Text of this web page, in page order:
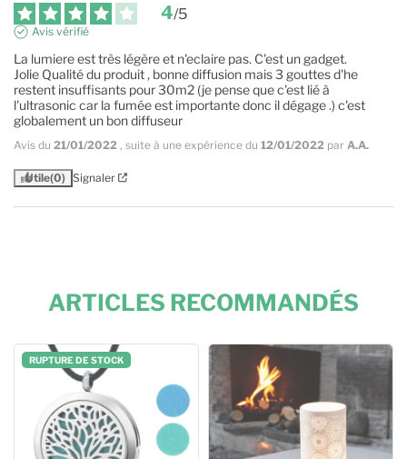
4/5
Avis vérifié
La lumiere est très légère et n'eclaire pas. C'est un gadget.
Jolie Qualité du produit , bonne diffusion mais 3 gouttes d'he
restent insuffisants pour 30m2 (je pense que c'est lié à
l'ultrasonic car la fumée est importante donc il dégage .) c'est
globalement un bon diffuseur
Avis du 21/01/2022 , suite à une expérience du 12/01/2022 par A.A.
Utile(0) Signaler
ARTICLES RECOMMANDÉS
RUPTURE DE STOCK